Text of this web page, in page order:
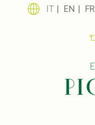
IT EN FR